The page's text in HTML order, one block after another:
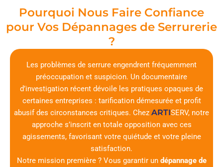
Pourquoi Nous Faire Confiance
pour Vos Dépannages de Serrurerie
?
Les problèmes de serrure engendrent fréquemment
préoccupation et suspicion. Un documentaire
d’investigation récent dévoile les pratiques opaques de
certaines entreprises : tarification démesurée et profit
abusif des circonstances critiques. Chez ARTISERV, notre
approche s’inscrit en totale opposition avec ces
agissements, favorisant votre quiétude et votre pleine
satisfaction.
Notre mission première ? Vous garantir un dépannage de